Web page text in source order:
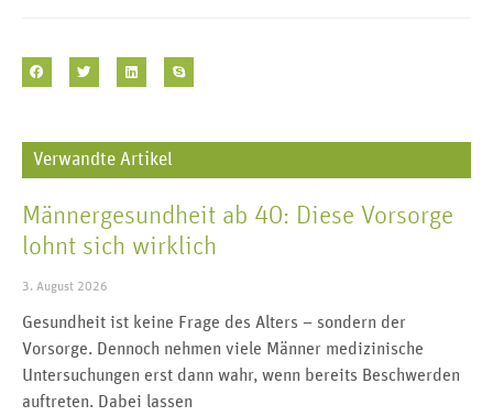
Verwandte Artikel
Männergesundheit ab 40: Diese Vorsorge
lohnt sich wirklich
3. August 2026
Gesundheit ist keine Frage des Alters – sondern der
Vorsorge. Dennoch nehmen viele Männer medizinische
Untersuchungen erst dann wahr, wenn bereits Beschwerden
auftreten. Dabei lassen